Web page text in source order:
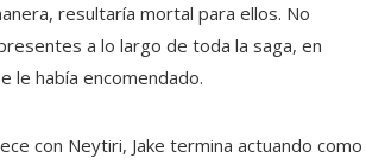
resultaría mortal para ellos. No
a lo largo de toda la saga, en
le había encomendado.
con Neytiri, Jake termina actuando como